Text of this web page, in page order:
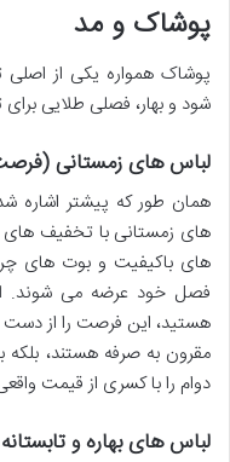
پوشاک و مد
پوشاک همواره یکی از
شود و بهار، فصلی طلایی
لباس های زمستانی
همان طور که پیشتر اشاره
های زمستانی با تخفیف های
های باکیفیت و بوت های
فصل خود عرضه می شوند.
هستید، این فرصت را از دست
مقرون به صرفه هستند، بلکه
دوام را با کسری از قیمت
لباس های بهاره و تابستانه